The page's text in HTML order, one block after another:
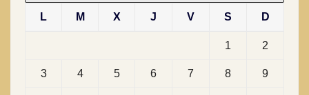
L M X J V S D
1 2
3 4 5 6 7 8 9